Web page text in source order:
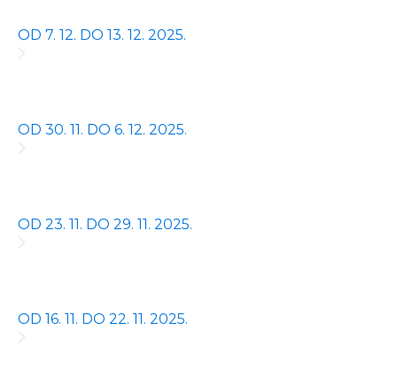
OD 7. 12. DO 13. 12. 2025.
OD 30. 11. DO 6. 12. 2025.
OD 23. 11. DO 29. 11. 2025.
OD 16. 11. DO 22. 11. 2025.